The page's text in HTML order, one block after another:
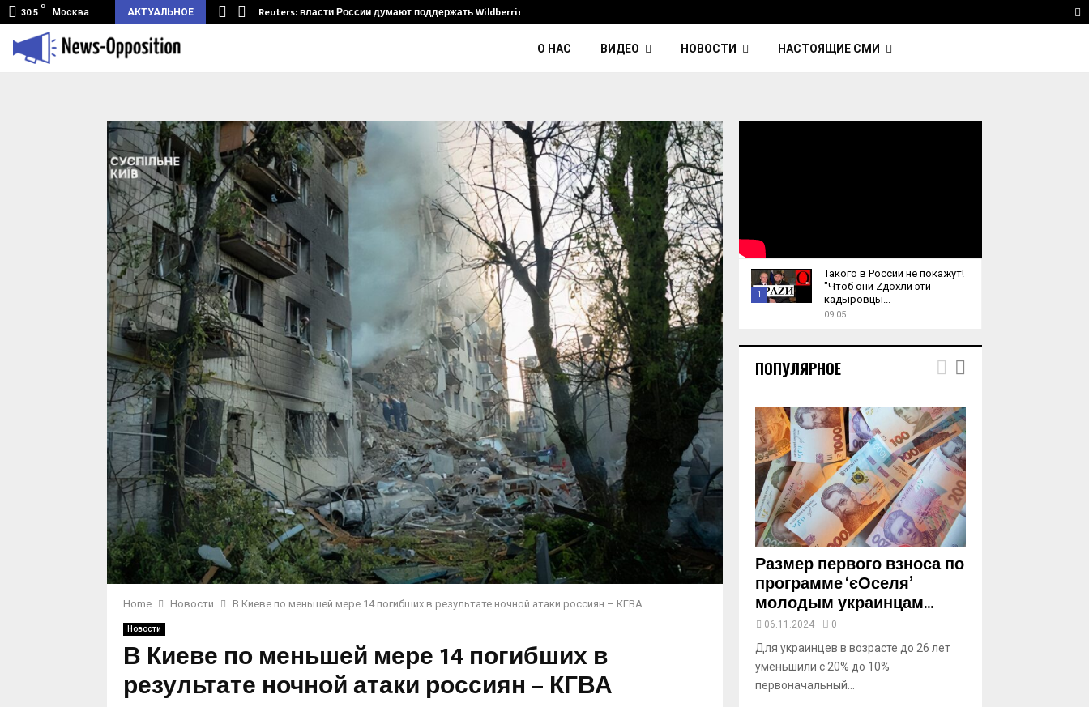
30.5
C
Москва АКТУАЛЬНОЕ
туннель из Беларуси.… Reuters: власти России думают поддержать Wildberries и его…
О НАС ВИДЕО НОВОСТИ НАСТОЯЩИЕ СМИ
Home Новости В Киеве по меньшей мере 14 погибших в результате ночной атаки россиян – КГВА
Новости
В Киеве по меньшей мере 14 погибших в
результате ночной атаки россиян – КГВА
1
u
m
a
y
u
u
b
e
Такого в России не покажут!
"Чтоб они Zдохли эти
кадыровцы...
09:05
ПОПУЛЯРНОЕ
Размер первого взноса по
программе ‘єОселя’
молодым украинцам...
06.11.2024 0
Для украинцев в возрасте до 26 лет
уменьшили с 20% до 10%
первоначальный...